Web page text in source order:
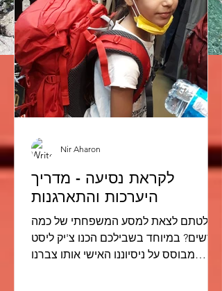
לקראת נסיעה - מדריך
היערכות והתארגנות
החלטתם לצאת למסע המשפחתי של כמה
חודשים? במיוחד בשבילכם הכנו צ'יק ליסט
מבוסס על ניסיוננו האישי אותו צברנו
Nir Aharon